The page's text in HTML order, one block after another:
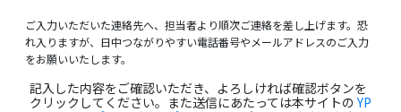
ご入力いただいた連絡先へ、担当者より順次ご連絡を差し上げます。恐
れ入りますが、日中つながりやすい電話番号やメールアドレスのご入力
をお願いいたします。
記入した内容をご確認いただき、よろしければ確認ボタンを
クリックしてください。また送信にあたっては本サイトのYP